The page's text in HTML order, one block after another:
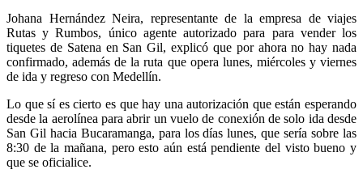
Johana Hernández Neira, representante de la empresa de viajes
Rutas y Rumbos, único agente autorizado para para vender los
tiquetes de Satena en San Gil, explicó que por ahora no hay nada
confirmado, además de la ruta que opera lunes, miércoles y viernes
de ida y regreso con Medellín.
Lo que sí es cierto es que hay una autorización que están esperando
desde la aerolínea para abrir un vuelo de conexión de solo ida desde
San Gil hacia Bucaramanga, para los días lunes, que sería sobre las
8:30 de la mañana, pero esto aún está pendiente del visto bueno y
que se oficialice.